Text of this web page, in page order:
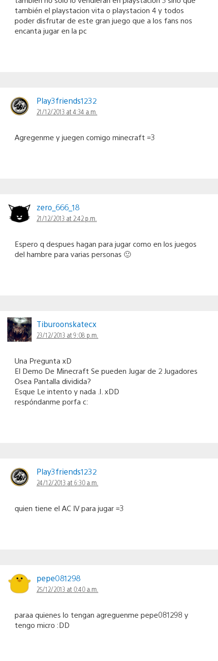
también el playstacion vita o playstacion 4 y todos
poder disfrutar de este gran juego que a los fans nos
encanta jugar en la pc
Play3friends1232
21/12/2013 at 4:34 a.m.
Agregenme y juegen comigo minecraft =3
zero_666_18
21/12/2013 at 2:42 p.m.
Espero q despues hagan para jugar como en los juegos
del hambre para varias personas 🙂
Tiburoonskatecx
23/12/2013 at 9:08 p.m.
Una Pregunta xD
El Demo De Minecraft Se pueden Jugar de 2 Jugadores
Osea Pantalla dividida?
Esque Le intento y nada .l. xDD
respóndanme porfa c:
Play3friends1232
24/12/2013 at 6:30 a.m.
quien tiene el AC IV para jugar =3
pepe081298
25/12/2013 at 0:40 a.m.
paraa quienes lo tengan agreguenme pepe081298 y
tengo micro :DD